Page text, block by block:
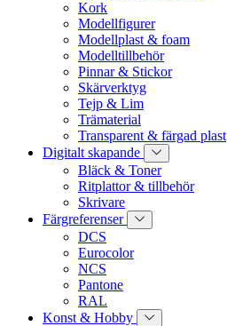
Kork
Modellfigurer
Modellplast & foam
Modelltillbehör
Pinnar & Stickor
Skärverktyg
Tejp & Lim
Trämaterial
Transparent & färgad plast
Digitalt skapande
Bläck & Toner
Ritplattor & tillbehör
Skrivare
Färgreferenser
DCS
Eurocolor
NCS
Pantone
RAL
Konst & Hobby